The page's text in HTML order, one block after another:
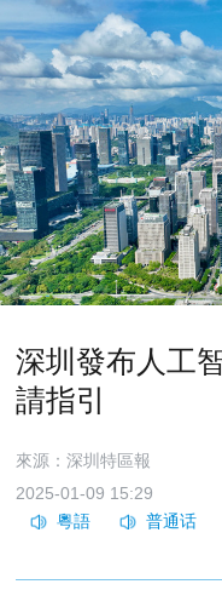
深圳發布人工
請指引
來源：深圳特區報
2025-01-09 15:29